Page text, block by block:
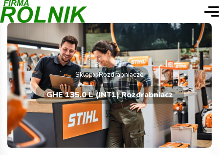
Sklep Rozdrabniacze
GHE 135.0 L (INT1) Rozdrabniacz